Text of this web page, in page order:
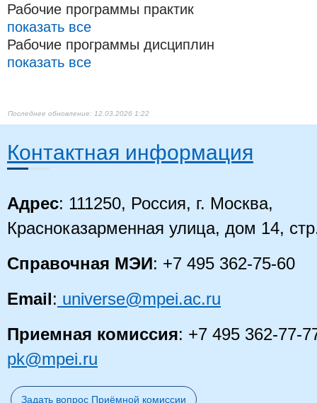
Рабочие программы практик
показать все
Рабочие программы дисциплин
показать все
12.03.2026 1:22
Контактная информация
Адрес: 111250, Россия, г. Москва,
Красноказарменная улица, дом 14,
Справочная МЭИ: +7 495 362-75-60
Email: universe@mpei.ac.ru
Приемная комиссия: +7 495 362-77-
pk@mpei.ru
Задать вопрос Приёмной комиссии